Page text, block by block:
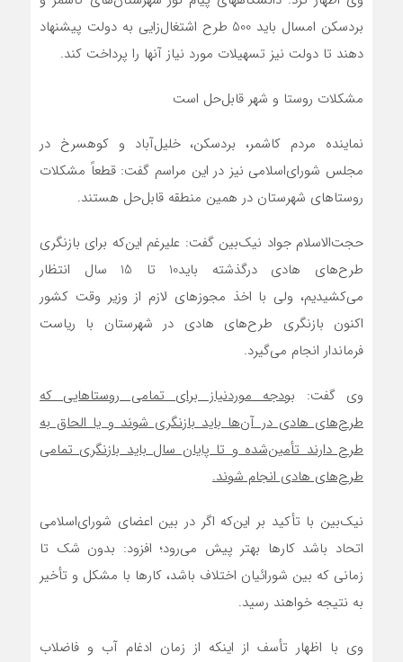
بردسکن امسال باید 500 طرح اشتغال‌زایی به دولت پیشنهاد
دهند تا دولت نیز تسهیلات مورد نیاز آنها را پرداخت کند.
مشکلات روستا و شهر قابل‌حل است
نماینده مردم کاشمر، بردسکن، خلیل‌آباد و کوهسرخ در
مجلس شورای‌اسلامی نیز در این مراسم گفت: قطعاً مشکلات
روستاهای شهرستان در همین منطقه قابل‌حل هستند.
حجت‌الاسلام جواد نیک‌بین گفت: علیرغم این‌که برای بازنگری
طرح‌های هادی درگذشته باید10 تا 15 سال انتظار
می‌کشیدیم، ولی با اخذ مجوزهای لازم از وزیر وقت کشور
اکنون بازنگری طرح‌های هادی در شهرستان با ریاست
فرماندار انجام می‌گیرد.
وی گفت:بودجه موردنیاز برای تمامی روستاهایی که
طرح‌های هادی در آن‌ها باید بازنگری شوند و یا الحاق به
طرح دارند تأمین‌شده و تا پایان سال باید بازنگری تمامی
طرح‌های هادی انجام شوند.
نیک‌بین با تأکید بر این‌که اگر در بین اعضای شورای‌اسلامی
اتحاد باشد کارها بهتر ‌پیش می‌رود؛ افزود: بدون شک تا
زمانی که بین شورائیان اختلاف باشد، کارها با مشکل و تأخیر
به نتیجه خواهند رسید.
وی با اظهار تأسف از اینکه از زمان ادغام آب و فاضلاب